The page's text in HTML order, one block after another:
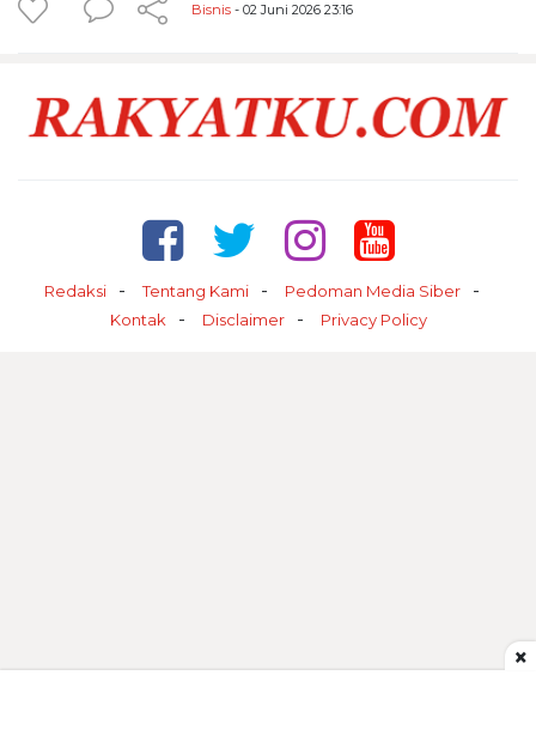
Bisnis - 02 Juni 2026 23:16
Redaksi Tentang Kami
Pedoman Media Siber
Kontak
Disclaimer Privacy Policy
×